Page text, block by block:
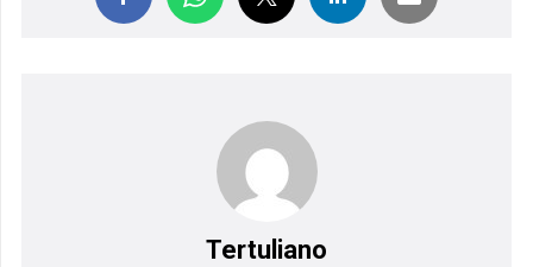
Tertuliano